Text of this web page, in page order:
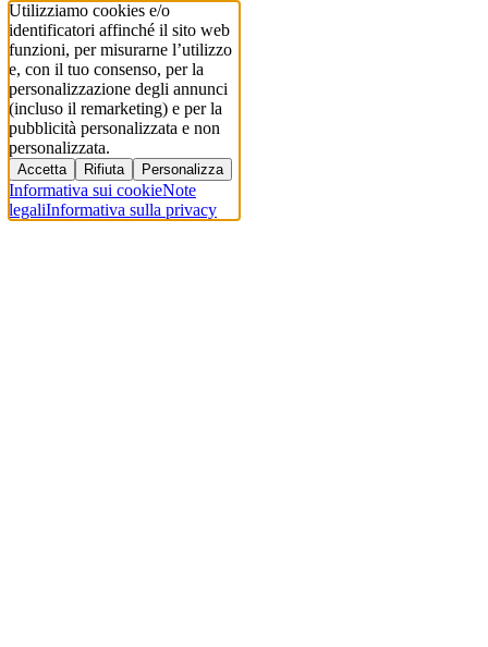
Utilizziamo cookies e/o
identificatori affinché il sito web
funzioni, per misurarne l’utilizzo
e, con il tuo consenso, per la
personalizzazione degli annunci
(incluso il remarketing) e per la
pubblicità personalizzata e non
personalizzata.
Accetta Rifiuta Personalizza
Informativa sui cookieNote
legaliInformativa sulla privacy